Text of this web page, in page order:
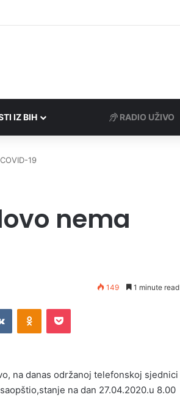
IZ BIH RADIO UŽIVO
19
nema
149 1 minute read
VKontakteOdnoklassniki
Pocket
na danas održanoj telefonskoj sjednici
na dan 27.04.2020.u 8.00